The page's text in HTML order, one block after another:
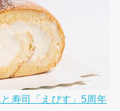
寿司「えびす」5周年